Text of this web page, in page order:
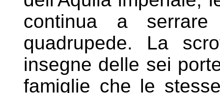
continua a
quadrupede. La
insegne delle sei
famiglie che le